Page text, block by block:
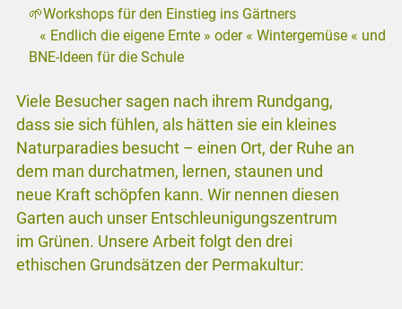
🌱Workshops für den Einstieg ins Gärtners
« Endlich die eigene Ernte » oder « Wintergemüse « und
BNE-Ideen für die Schule
Viele Besucher sagen nach ihrem Rundgang,
dass sie sich fühlen, als hätten sie ein kleines
Naturparadies besucht – einen Ort, der Ruhe an
dem man durchatmen, lernen, staunen und
neue Kraft schöpfen kann. Wir nennen diesen
Garten auch unser Entschleunigungszentrum
im Grünen. Unsere Arbeit folgt den drei
ethischen Grundsätzen der Permakultur: